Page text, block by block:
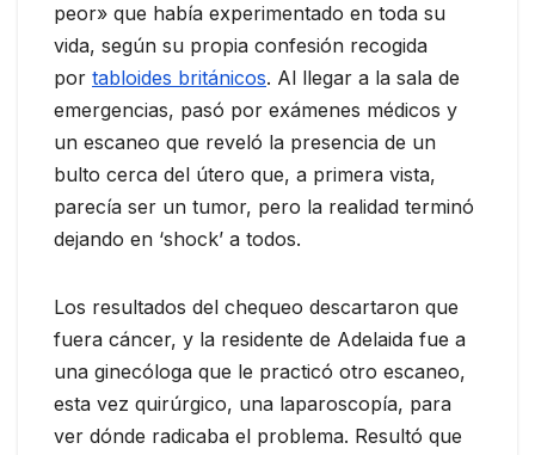
peor» que había experimentado en toda su
vida, según su propia confesión recogida
por tabloides británicos. Al llegar a la sala de
emergencias, pasó por exámenes médicos y
un escaneo que reveló la presencia de un
bulto cerca del útero que, a primera vista,
parecía ser un tumor, pero la realidad terminó
dejando en ‘shock’ a todos.
Los resultados del chequeo descartaron que
fuera cáncer, y la residente de Adelaida fue a
una ginecóloga que le practicó otro escaneo,
esta vez quirúrgico, una laparoscopía, para
ver dónde radicaba el problema. Resultó que